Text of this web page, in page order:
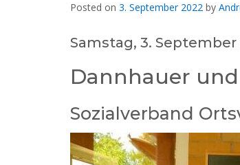
Posted on 3. September 2022 by
Samstag, 3.
Dannhauer
Sozialverband